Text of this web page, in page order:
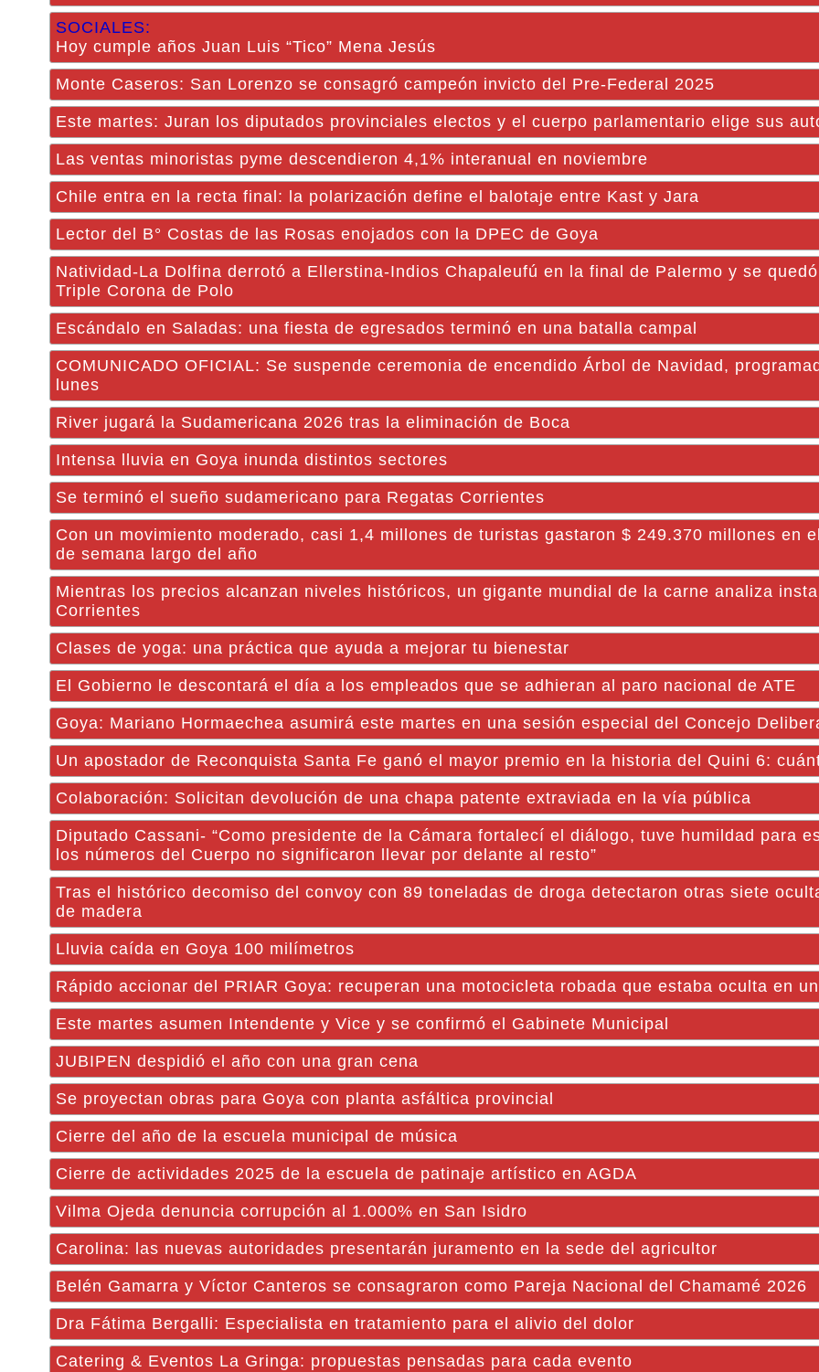
SOCIALES:
Hoy cumple años Juan Luis “Tico” Mena Jesús
Monte Caseros: San Lorenzo se consagró campeón invicto del Pre-Federal 2025
Este martes: Juran los diputados provinciales electos y el cuerpo parlamentario elige sus
Las ventas minoristas pyme descendieron 4,1% interanual en noviembre
Chile entra en la recta final: la polarización define el balotaje entre Kast y Jara
Lector del B° Costas de las Rosas enojados con la DPEC de Goya
Natividad-La Dolfina derrotó a Ellerstina-Indios Chapaleufú en la final de Palermo y se
Triple Corona de Polo
Escándalo en Saladas: una fiesta de egresados terminó en una batalla campal
COMUNICADO OFICIAL: Se suspende ceremonia de encendido Árbol de Navidad,
lunes
River jugará la Sudamericana 2026 tras la eliminación de Boca
Intensa lluvia en Goya inunda distintos sectores
Se terminó el sueño sudamericano para Regatas Corrientes
Con un movimiento moderado, casi 1,4 millones de turistas gastaron $ 249.370 millones en
de semana largo del año
Mientras los precios alcanzan niveles históricos, un gigante mundial de la carne analiza
Corrientes
Clases de yoga: una práctica que ayuda a mejorar tu bienestar
El Gobierno le descontará el día a los empleados que se adhieran al paro nacional de ATE
Goya: Mariano Hormaechea asumirá este martes en una sesión especial del Concejo
Un apostador de Reconquista Santa Fe ganó el mayor premio en la historia del Quini 6:
Colaboración: Solicitan devolución de una chapa patente extraviada en la vía pública
Diputado Cassani- “Como presidente de la Cámara fortalecí el diálogo, tuve humildad para
los números del Cuerpo no significaron llevar por delante al resto”
Tras el histórico decomiso del convoy con 89 toneladas de droga detectaron otras siete
de madera
Lluvia caída en Goya 100 milímetros
Rápido accionar del PRIAR Goya: recuperan una motocicleta robada que estaba oculta en
Este martes asumen Intendente y Vice y se confirmó el Gabinete Municipal
JUBIPEN despidió el año con una gran cena
Se proyectan obras para Goya con planta asfáltica provincial
Cierre del año de la escuela municipal de música
Cierre de actividades 2025 de la escuela de patinaje artístico en AGDA
Vilma Ojeda denuncia corrupción al 1.000% en San Isidro
Carolina: las nuevas autoridades presentarán juramento en la sede del agricultor
Belén Gamarra y Víctor Canteros se consagraron como Pareja Nacional del Chamamé 2026
Dra Fátima Bergalli: Especialista en tratamiento para el alivio del dolor
Catering & Eventos La Gringa: propuestas pensadas para cada evento